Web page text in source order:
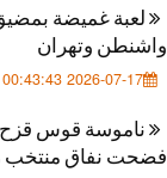
لعبة غميضة
واشنطن وتهران
2026-07-17 00:43:43
ناموسة قوس قزح
فضحت نفاق منتخب